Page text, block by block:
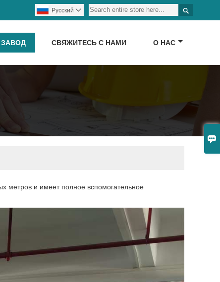


Pусский 
ЗАВОД СВЯЖИТЕСЬ С НАМИ О НАС
метров и имеет полное вспомогательное